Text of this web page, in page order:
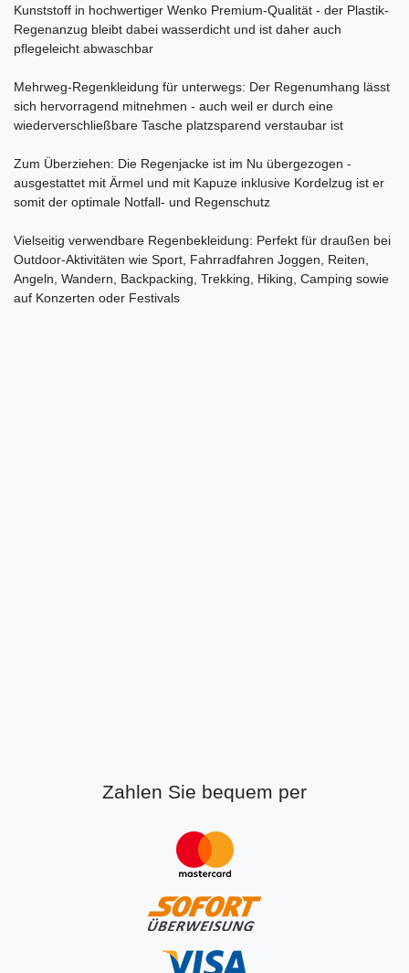
Kunststoff in hochwertiger Wenko Premium-Qualität - der Plastik-
Regenanzug bleibt dabei wasserdicht und ist daher auch
pflegeleicht abwaschbar
Mehrweg-Regenkleidung für unterwegs: Der Regenumhang lässt
sich hervorragend mitnehmen - auch weil er durch eine
wiederverschließbare Tasche platzsparend verstaubar ist
Zum Überziehen: Die Regenjacke ist im Nu übergezogen -
ausgestattet mit Ärmel und mit Kapuze inklusive Kordelzug ist er
somit der optimale Notfall- und Regenschutz
Vielseitig verwendbare Regenbekleidung: Perfekt für draußen bei
Outdoor-Aktivitäten wie Sport, Fahrradfahren Joggen, Reiten,
Angeln, Wandern, Backpacking, Trekking, Hiking, Camping sowie
auf Konzerten oder Festivals
Zahlen Sie bequem per